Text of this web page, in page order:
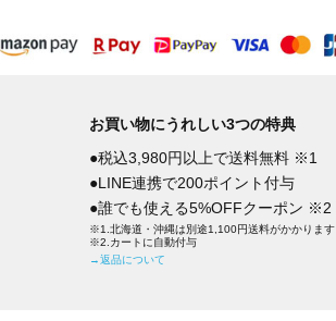
お買い物にうれしい3つの特典
●税込3,980円以上で送料無料 ※1
●LINE連携で200ポイント付与
●誰でも使える5%OFFクーポン ※2
※1.北海道・沖縄は別途1,100円送料がかかります
※2.カートに自動付与
→返品について